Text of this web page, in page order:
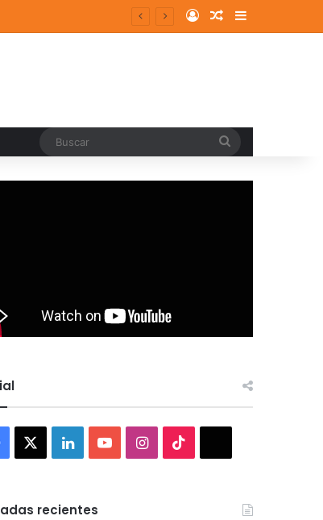
Log InRandom Article
Sidebar
Facebook LinkedInYouTubeInstagram
recientes